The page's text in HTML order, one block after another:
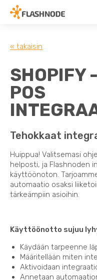
« takaisin
SHOPIFY
POS
Tehokkaat
Huippua! Valitsemasi
helposti, ja Flashnoden
käyttöönoton.
automaatio osaksi
tärkeämpiin asioihin.
Käyttöönotto sujuu
Käydään tarpeenne
Määritellään miten
Aktivoidaan
Annetaan